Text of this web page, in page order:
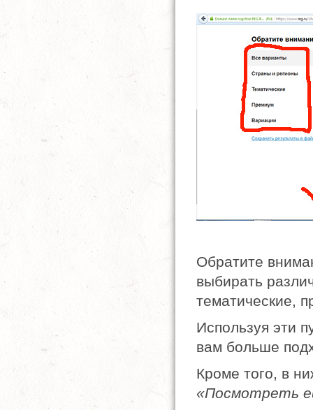
Обратите
выбирать
тематические,
Используя эти
вам больше
Кроме того, в
«Посмотреть